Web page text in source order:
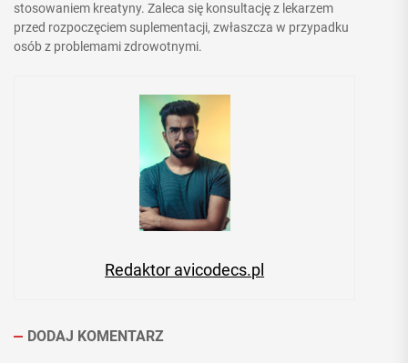
stosowaniem kreatyny. Zaleca się konsultację z lekarzem
przed rozpoczęciem suplementacji, zwłaszcza w przypadku
osób z problemami zdrowotnymi.
Redaktor avicodecs.pl
DODAJ KOMENTARZ